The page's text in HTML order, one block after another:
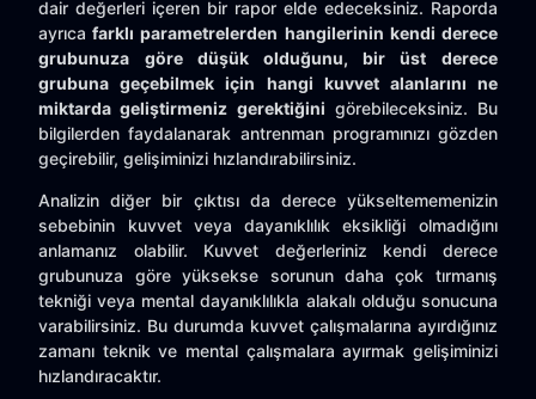
dair değerleri içeren bir rapor elde edeceksiniz. Raporda
ayrıca farklı parametrelerden hangilerinin kendi derece
grubunuza göre düşük olduğunu, bir üst derece
grubuna geçebilmek için hangi kuvvet alanlarını ne
miktarda geliştirmeniz gerektiğini görebileceksiniz. Bu
bilgilerden faydalanarak antrenman programınızı gözden
geçirebilir, gelişiminizi hızlandırabilirsiniz.
Analizin diğer bir çıktısı da derece yükseltememenizin
sebebinin kuvvet veya dayanıklılık eksikliği olmadığını
anlamanız olabilir. Kuvvet değerleriniz kendi derece
grubunuza göre yüksekse sorunun daha çok tırmanış
tekniği veya mental dayanıklılıkla alakalı olduğu sonucuna
varabilirsiniz. Bu durumda kuvvet çalışmalarına ayırdığınız
zamanı teknik ve mental çalışmalara ayırmak gelişiminizi
hızlandıracaktır.